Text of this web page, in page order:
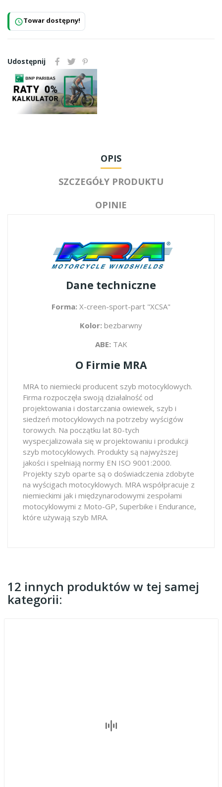
scheduleTowar dostępny!
Udostępnij
OPIS
SZCZEGÓŁY PRODUKTU
OPINIE
Dane techniczne
Forma: X-creen-sport-part "XCSA"
Kolor: bezbarwny
ABE: TAK
O Firmie MRA
MRA to niemiecki producent szyb motocyklowych.
Firma rozpoczęła swoją działalność od
projektowania i dostarczania owiewek, szyb i
siedzeń motocyklowych na potrzeby wyścigów
torowych. Na początku lat 80-tych
wyspecjalizowała się w projektowaniu i produkcji
szyb motocyklowych. Produkty są najwyższej
jakości i spełniają normy EN ISO 9001:2000.
Projekty szyb oparte są o doświadczenia zdobyte
na wyścigach motocyklowych. MRA współpracuje z
niemieckimi jak i międzynarodowymi zespołami
motocyklowymi z Moto-GP, Superbike i Endurance,
które używają szyb MRA.
12 innych produktów w tej samej
kategorii: